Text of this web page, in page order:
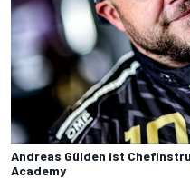
Andreas Gülden ist
Academy